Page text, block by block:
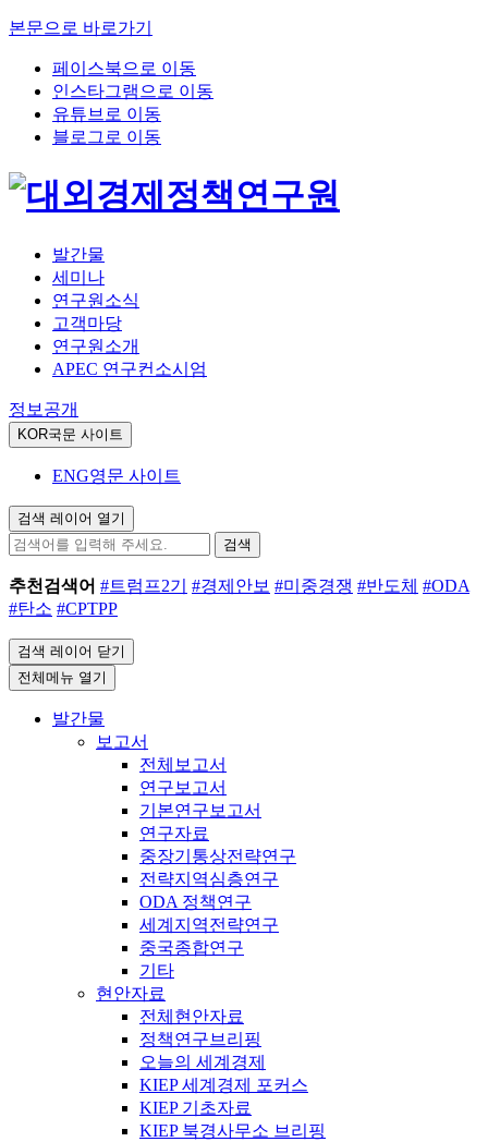
본문으로 바로가기
페이스북으로 이동
인스타그램으로 이동
유튜브로 이동
블로그로 이동
발간물
세미나
연구원소식
고객마당
연구원소개
APEC 연구컨소시엄
정보공개
KOR국문 사이트
ENG영문 사이트
검색 레이어 열기
검색
추천검색어 #트럼프2기 #경제안보 #미중경쟁 #반도체 #ODA
#탄소 #CPTPP
검색 레이어 닫기
전체메뉴 열기
발간물
보고서
전체보고서
연구보고서
기본연구보고서
연구자료
중장기통상전략연구
전략지역심층연구
ODA 정책연구
세계지역전략연구
중국종합연구
기타
현안자료
전체현안자료
정책연구브리핑
오늘의 세계경제
KIEP 세계경제 포커스
KIEP 기초자료
KIEP 북경사무소 브리핑